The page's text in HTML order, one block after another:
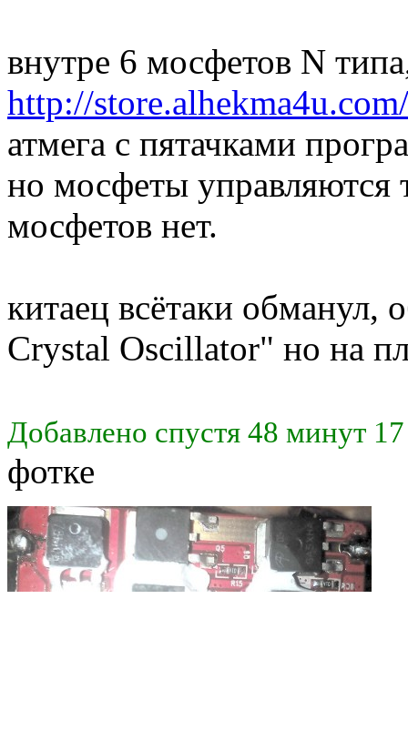
внутре 6 мосфетов N
http://
атмега с пятачками
но мосфеты управляются
мосфетов нет.
китаец всётаки
Crystal Oscillator" но на
Добавлено спустя 48 минут
фотке